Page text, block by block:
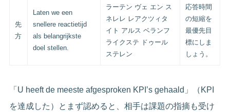
先
方
Laten we een
snellere reactietijd
als belangrijkste
doel stellen.
ラーテン ヴェ エン ス
ネレレ レアクツィタ
イト アルス ベランフ
ライクステ ドゥール
ステレン
応答時間
の短縮を
最優先目
標にしま
しょう。
「U heeft de meeste afgesproken KPI’s gehaald」（KPI
を達成した）とまず認めると、相手は課題の指摘も受け